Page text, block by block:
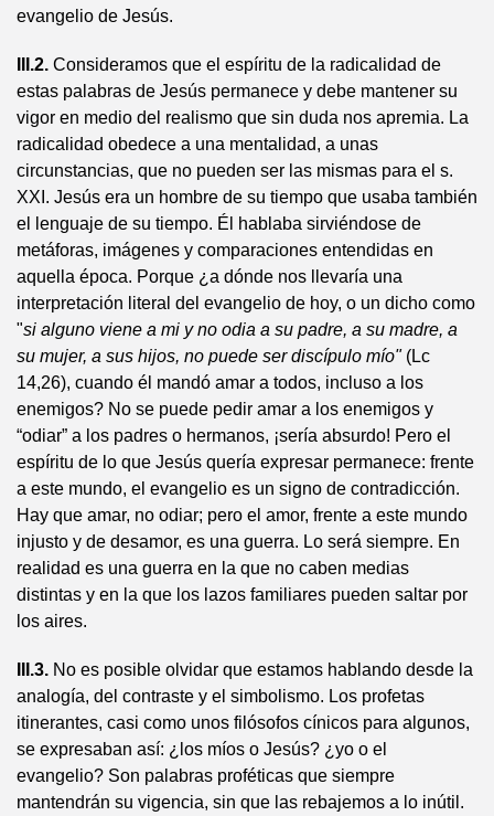
evangelio de Jesús.
III.2. Consideramos que el espíritu de la radicalidad de
estas palabras de Jesús permanece y debe mantener su
vigor en medio del realismo que sin duda nos apremia. La
radicalidad obedece a una mentalidad, a unas
circunstancias, que no pueden ser las mismas para el s.
XXI. Jesús era un hombre de su tiempo que usaba también
el lenguaje de su tiempo. Él hablaba sirviéndose de
metáforas, imágenes y comparaciones entendidas en
aquella época. Porque ¿a dónde nos llevaría una
interpretación literal del evangelio de hoy, o un dicho como
"si alguno viene a mi y no odia a su padre, a su madre, a
su mujer, a sus hijos, no puede ser discípulo mío"(Lc
14,26), cuando él mandó amar a todos, incluso a los
enemigos? No se puede pedir amar a los enemigos y
“odiar” a los padres o hermanos, ¡sería absurdo! Pero el
espíritu de lo que Jesús quería expresar permanece: frente
a este mundo, el evangelio es un signo de contradicción.
Hay que amar, no odiar; pero el amor, frente a este mundo
injusto y de desamor, es una guerra. Lo será siempre. En
realidad es una guerra en la que no caben medias
distintas y en la que los lazos familiares pueden saltar por
los aires.
III.3. No es posible olvidar que estamos hablando desde la
analogía, del contraste y el simbolismo. Los profetas
itinerantes, casi como unos filósofos cínicos para algunos,
se expresaban así: ¿los míos o Jesús? ¿yo o el
evangelio? Son palabras proféticas que siempre
mantendrán su vigencia, sin que las rebajemos a lo inútil.